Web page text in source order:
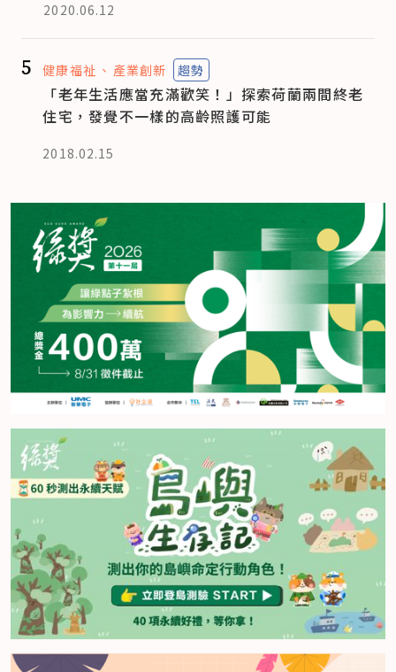
2020.06.12
5 健康福祉 產業創新 趨勢
「老年生活應當充滿歡笑！」探索荷蘭兩間終老
住宅，發覺不一樣的高齡照護可能
2018.02.15